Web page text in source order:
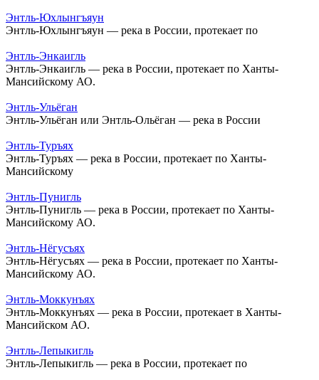
Энтль-Юхлынгъяун
Энтль-Юхлынгъяун — река в России, протекает по
Энтль-Энкаигль
Энтль-Энкаигль — река в России, протекает по Ханты-
Мансийскому АО.
Энтль-Ульёган
Энтль-Ульёган или Энтль-Ольёган — река в России
Энтль-Туръях
Энтль-Туръях — река в России, протекает по Ханты-
Мансийскому
Энтль-Пунигль
Энтль-Пунигль — река в России, протекает по Ханты-
Мансийскому АО.
Энтль-Нёгусъях
Энтль-Нёгусъях — река в России, протекает по Ханты-
Мансийскому АО.
Энтль-Моккунъях
Энтль-Моккунъях — река в России, протекает в Ханты-
Мансийском АО.
Энтль-Лепыкигль
Энтль-Лепыкигль — река в России, протекает по